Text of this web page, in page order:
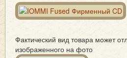
Фактический вид товара может
изображенного на фото